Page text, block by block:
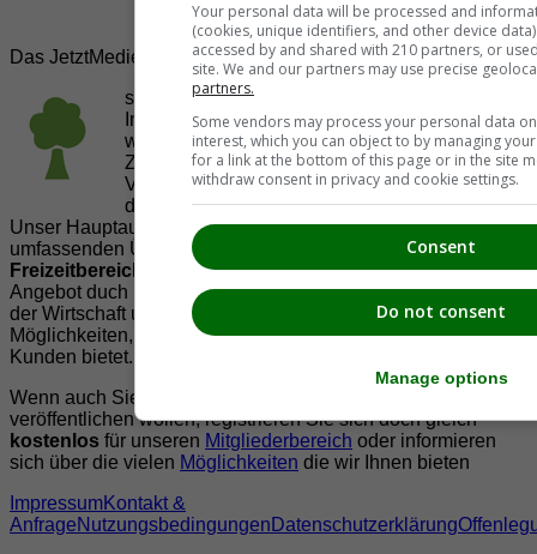
Das JetztMedien.com Medien Netzwerk
suedsteiermark.at ist eine von vielen
Internetadressen derJetztMedien.com Medien ,
welche es sich zur Aufgabe gemacht hat, in
Zusammenarbeit mit regionalen Firmen,
Vereinen und Institutionen die Vielfälltigkeit
der Region Südsteiermark zu präsentieren.
Unser Hauptaugenmerk liegt dabei, der Bevölkerung einen
umfassenden Überblick der Möglichkeiten im
Freizeitbereich
zu vermittelt. Abgerundet wird dieses
Angebot duch Informationen zur regionalenGastronomie,
der Wirtschaft und der Präsentation der zahlreichen
Möglichkeiten, welche dieregionale Wirtschaftihren
Kunden bietet.
Wenn auch Sie Ihre Informationen auf suedsteiermark.at
veröffentlichen wollen, registrieren Sie sich doch gleich
kostenlos für unseren Mitgliederbereich oder informieren
sich über die vielen Möglichkeiten die wir Ihnen bieten
ImpressumKontakt &
AnfrageNutzungsbedingungen Datenschutzerklärung
Your personal data will be processed and
(cookies, unique identifiers, and other device
accessed by and shared with 210 partners, or
site. We and our partners may use precise
partners.
Some vendors may process your personal data
interest, which you can object to by managing
for a link at the bottom of this page or in the site
withdraw consent in privacy and cookie settings.
Consent
Do not consent
Manage options